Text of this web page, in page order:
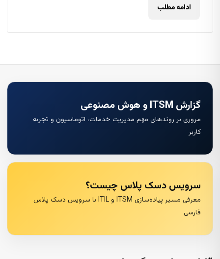
ادامه مطلب
گزارش ITSM و هوش مصنوعی
مروری بر روندهای مهم مدیریت خدمات، اتوماسیون و تجربه
کاربر
سرویس دسک پلاس چیست؟
معرفی مسیر پیاده‌سازی ITSM و ITIL با سرویس دسک پلاس
فارسی